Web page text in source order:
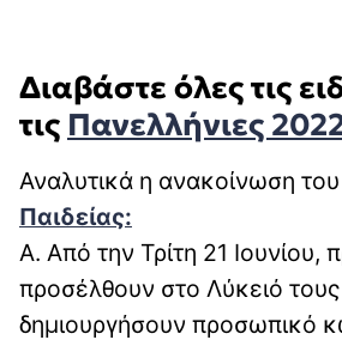
Διαβάστε όλες τις
τις Πανελλήνιες
Αναλυτικά η ανακοίνωση του
Παιδείας:
Α. Από την Τρίτη 21 Ιουνίου,
προσέλθουν στο Λύκειό τους
δημιουργήσουν προσωπικό